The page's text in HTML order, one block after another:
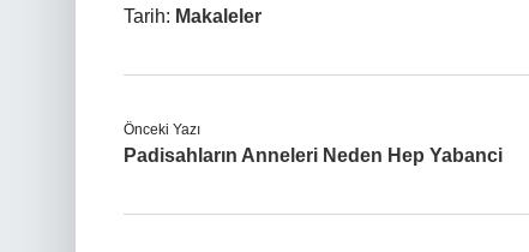
Tarih: Makaleler
Önceki Yazı
Padisahların Anneleri Neden Hep Yabanci